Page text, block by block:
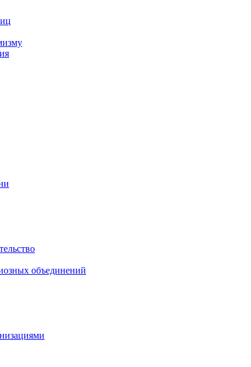
объединений